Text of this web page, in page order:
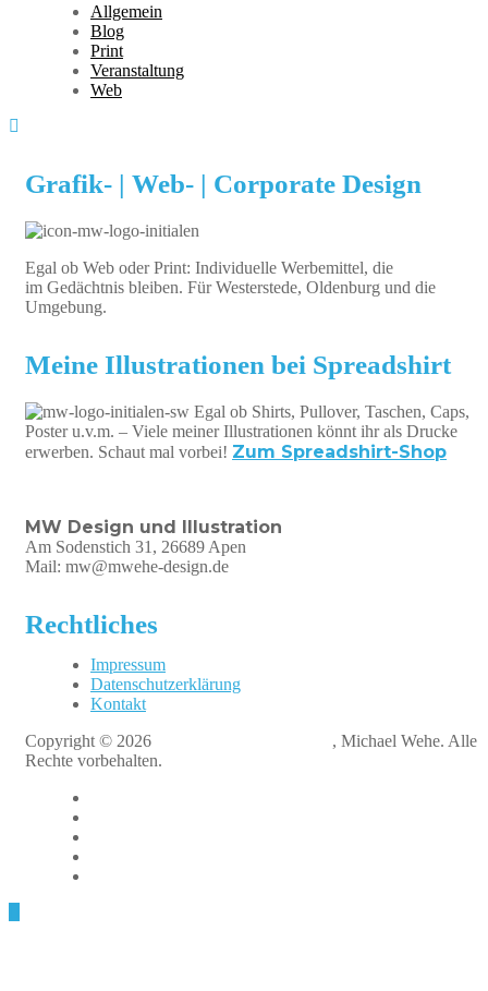
Allgemein
Blog
Print
Veranstaltung
Web
Grafik- | Web- | Corporate Design
Egal ob Web oder Print: Individuelle Werbemittel, die
im Gedächtnis bleiben. Für Westerstede, Oldenburg und die
Umgebung.
Meine Illustrationen bei Spreadshirt
Egal ob Shirts, Pullover, Taschen, Caps,
Poster u.v.m. – Viele meiner Illustrationen könnt ihr als Drucke
erwerben. Schaut mal vorbei! Zum Spreadshirt-Shop
MW Design und Illustration
Am Sodenstich 31, 26689 Apen
Mail: mw@mwehe-design.de
Rechtliches
Impressum
Datenschutzerklärung
Kontakt
Copyright © 2026
, Michael Wehe. Alle
Rechte vorbehalten.